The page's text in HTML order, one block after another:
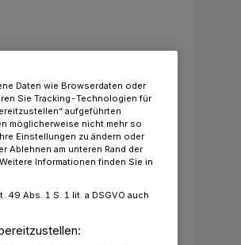
Daten wie Browserdaten oder
Sie Tracking-Technologien für
aufgeführten
möglicherweise nicht mehr so
Einstellungen zu ändern oder
Ablehnen am unteren Rand der
Informationen finden Sie in
Abs. 1 S. 1 lit. a DSGVO auch